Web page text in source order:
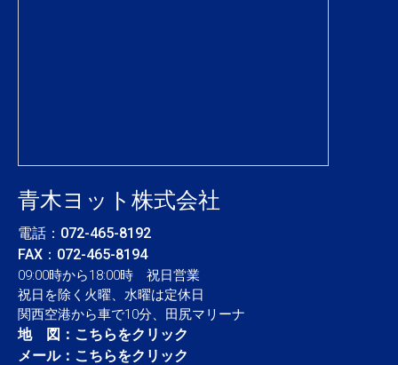
青木ヨット株式会社
電話： 072-465-8192
FAX：072-465-8194
09:00時から18:00時 祝日営業
祝日を除く火曜、水曜は定休日
関西空港から車で10分、田尻マリーナ
地 図： こちらをクリック
メール： こちらをクリック